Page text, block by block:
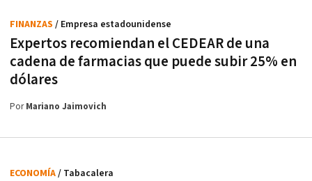
Expertos recomiendan el CEDEAR de una
cadena de farmacias que puede subir 25% en
dólares
FINANZAS / Empresa estadounidense
PorMariano Jaimovich
ECONOMÍA/ Tabacalera